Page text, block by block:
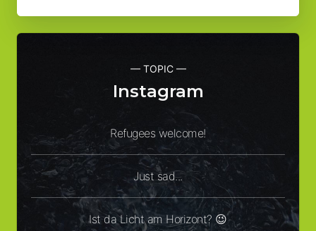
— TOPIC —
Instagram
Refugees welcome!
Just sad...
Ist da Licht am Horizont? 😉